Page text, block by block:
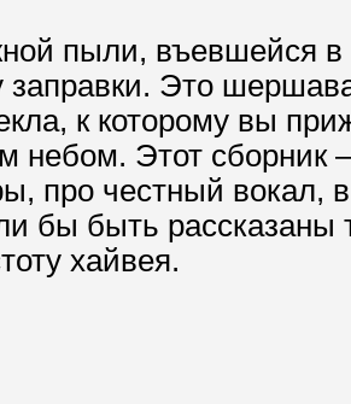
пыли, въевшейся в
заправки. Это
к которому вы
небом. Этот сборник
про честный вокал,
бы быть рассказаны
хайвея.